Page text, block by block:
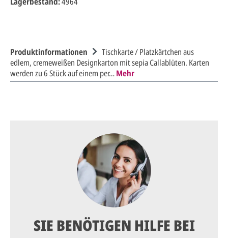
Produktinformationen
Tischkarte / Platzkärtchen aus
edlem, cremeweißen Designkarton mit sepia Callablüten. Karten
werden zu 6 Stück auf einem per…Mehr
SIE BENÖTIGEN HILFE BEI